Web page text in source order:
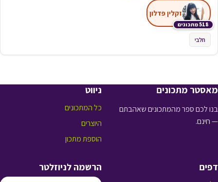
518 מתכונים
זקלין פדלון
חלבי
מאסטר מתכונים
בנו לכם ספר מהמתכונים שאהבתם
— חינם.
ניווט
כל המתכונים
היוצרים
הוספת מתכון
דפים הרשמה לניוזלטר